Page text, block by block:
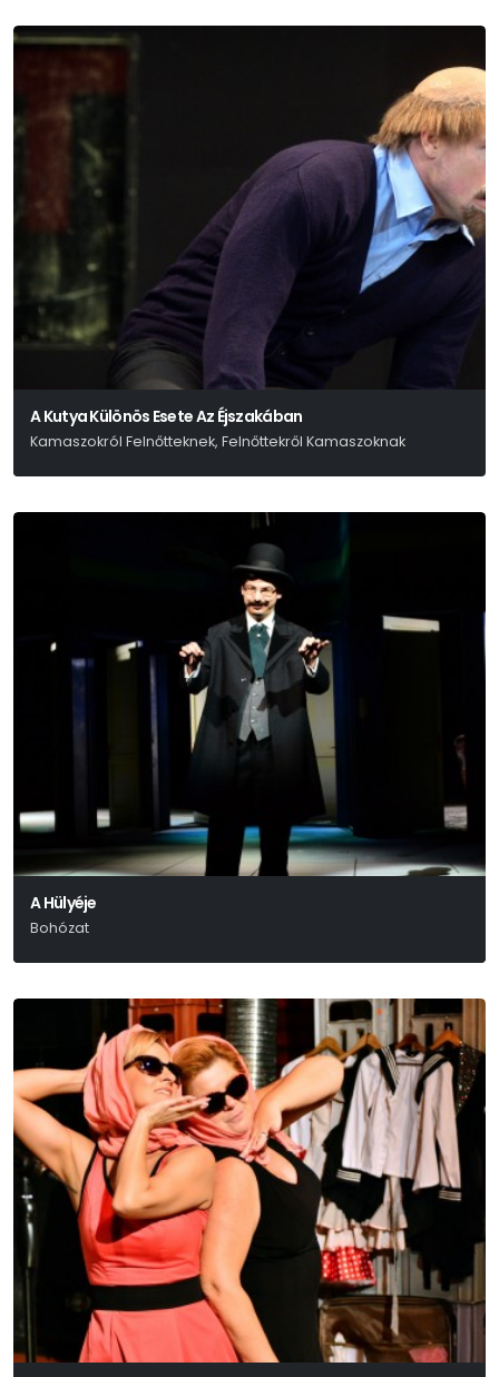
A Kutya Különös Esete Az Éjszakában
Kamaszokról Felnőtteknek, Felnőttekről Kamaszoknak
A Hülyéje
Bohózat